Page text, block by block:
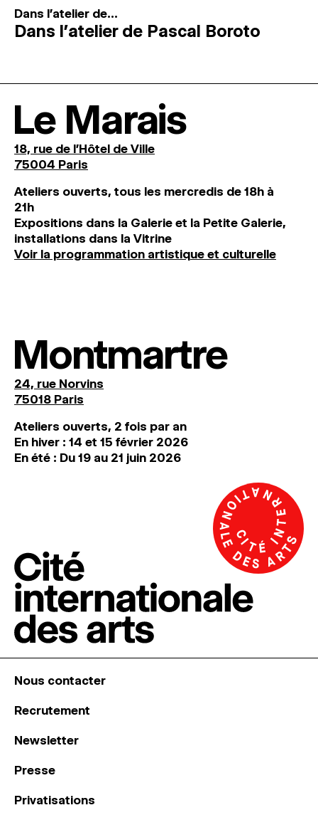
Dans l'atelier de...
Dans l’atelier de Pascal Boroto
Le Marais
18, rue de l'Hôtel de Ville
75004 Paris
Ateliers ouverts, tous les mercredis de 18h à
21h
Expositions dans la Galerie et la Petite Galerie,
installations dans la Vitrine
Voir la programmation artistique et culturelle
Montmartre
24, rue Norvins
75018 Paris
Ateliers ouverts, 2 fois par an
En hiver : 14 et 15 février 2026
En été : Du 19 au 21 juin 2026
Nous contacter
Recrutement
Newsletter
Presse
Privatisations